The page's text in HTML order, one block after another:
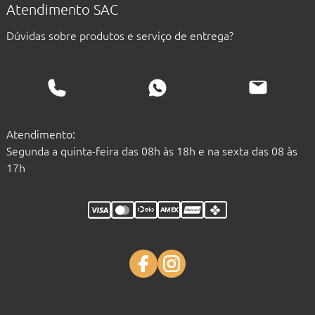
Atendimento SAC
Dúvidas sobre produtos e serviço de entrega?
Atendimento:
Segunda a quinta-feira das 08h às 18h e na sexta das 08 às
17h